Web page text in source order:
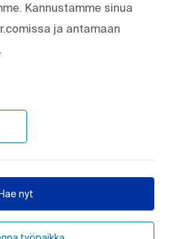
Kannustamme sinua
ja antamaan
Hae nyt